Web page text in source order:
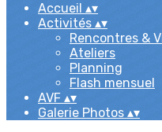
Accueil ▴▾
Activités ▴▾
Rencontres &
Ateliers
Planning
Flash mensuel
AVF ▴▾
Galerie Photos ▴▾